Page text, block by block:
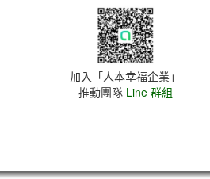
加入「人本幸福企業」
推動團隊 Line 群組